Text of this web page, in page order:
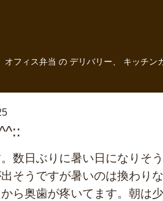
フィス弁当 の デリバリー、 キッチ
数日ぶりに暑い日になりそう
そうですが暑いのは換わり
ら奥歯が疼いてます。朝は